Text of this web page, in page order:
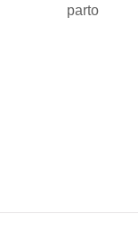
parto